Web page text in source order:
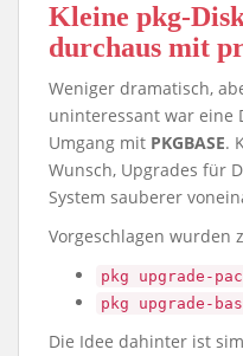
Kleine pkg-
durchaus mit
Weniger dramatisch,
uninteressant war eine
Umgang mit PKGBASE.
Wunsch, Upgrades für
System sauberer
Vorgeschlagen wurden
pkg upgrade-
pkg upgrade-
Die Idee dahinter ist